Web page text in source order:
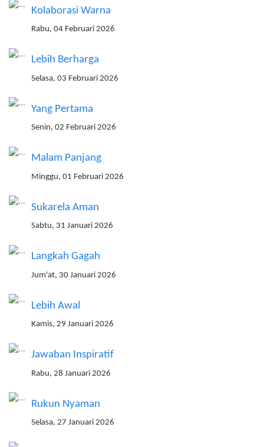
Kolaborasi Warna
Rabu, 04 Februari 2026
Lebih Berharga
Selasa, 03 Februari 2026
Yang Pertama
Senin, 02 Februari 2026
Malam Panjang
Minggu, 01 Februari 2026
Sukarela Aman
Sabtu, 31 Januari 2026
Langkah Gagah
Jum'at, 30 Januari 2026
Lebih Awal
Kamis, 29 Januari 2026
Jawaban Inspiratif
Rabu, 28 Januari 2026
Rukun Nyaman
Selasa, 27 Januari 2026